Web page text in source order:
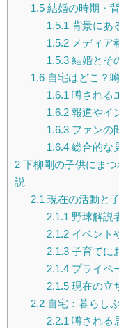
1.5結婚の時期・
1.5.1 背景にあ
1.5.2メディア
1.5.3結婚とそ
1.6自宅はどこ？
1.6.1 噂される
1.6.2報道やイ
1.6.3ファンの
1.6.4総合的な
2 下柳剛の子供にま
説
2.1 現在の活動と
2.1.1 野球解説
2.1.2イベント
2.1.3子育てに
2.1.4プライベ
2.1.5現在の立
2.2自宅：暮らし
2.2.1 噂される